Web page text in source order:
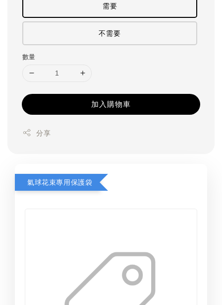
需要
不需要
數量
加入購物車
分享
氣球花束專用保護袋